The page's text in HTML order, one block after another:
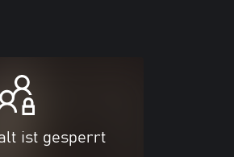
ist gesperrt